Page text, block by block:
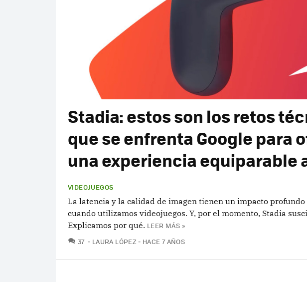
Stadia: estos son los retos
que se enfrenta Google para
una experiencia equiparable
VIDEOJUEGOS
La latencia y la calidad de imagen tienen un impacto
cuando utilizamos videojuegos. Y, por el momento, Stadia
Explicamos por qué. LEER MÁS »
37 COMENTARIOS
LAURA LÓPEZ HACE 7 AÑOS